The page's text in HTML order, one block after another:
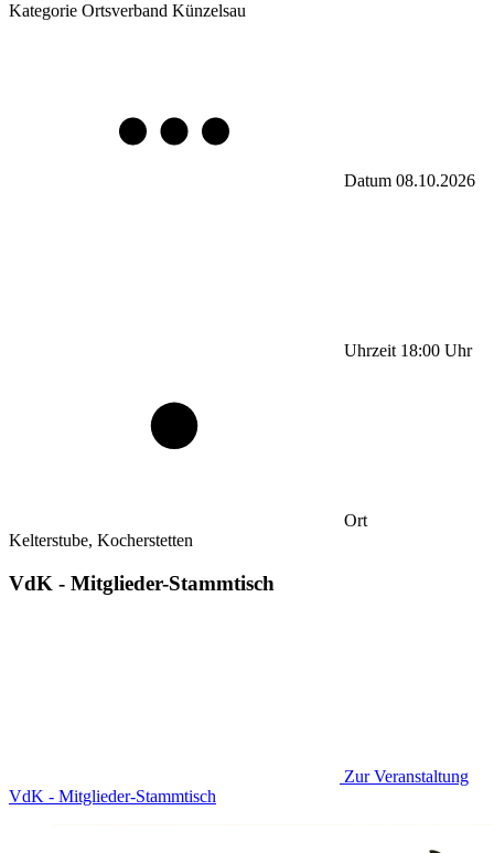
Kategorie Ortsverband Künzelsau
Datum 08.10.2026
Uhrzeit 18:00 Uhr
Ort
Kelterstube, Kocherstetten
VdK - Mitglieder-Stammtisch
Zur Veranstaltung
VdK - Mitglieder-Stammtisch